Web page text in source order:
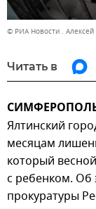
© РИА Новости .
Читать в
Ялтинский
месяцам
который
с ребенком. Об
прокуратуры